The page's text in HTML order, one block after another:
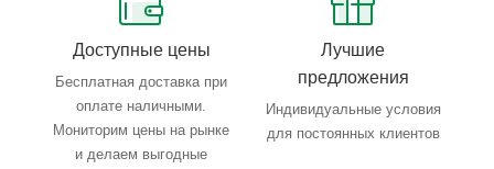
Доступные цены
Бесплатная доставка при
оплате наличными.
Мониторим цены на рынке
и делаем выгодные
Лучшие
предложения
Индивидуальные условия
для постоянных клиентов